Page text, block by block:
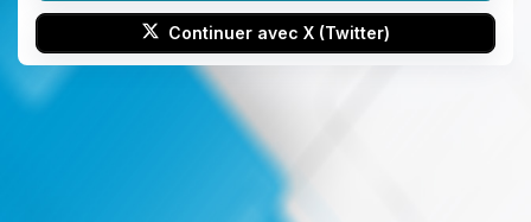
Continuer avec X (Twitter)